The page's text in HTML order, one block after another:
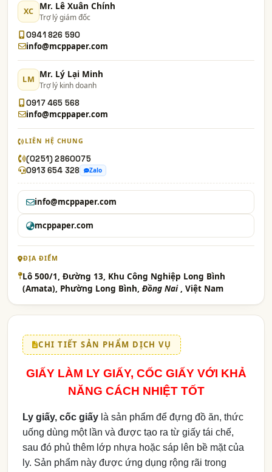
XC Mr. Lê Xuân Chính
Trợ lý giám đốc
0941 826 590
info@mcppaper.com
LM Mr. Lý Lại Minh
Trợ lý kinh doanh
0917 465 568
info@mcppaper.com
LIÊN HỆ CHUNG
(0251) 2860075
0913 654 328
Zalo
info@mcppaper.com
mcppaper.com
ĐỊA ĐIỂM
Lô 500/1, Đường 13, Khu Công Nghiệp Long Bình
(Amata), Phường Long Bình, Đồng Nai , Việt Nam
CHI TIẾT SẢN PHẨM DỊCH VỤ
GIẤY LÀM LY GIẤY, CỐC GIẤY VỚI KHẢ
NĂNG CÁCH NHIỆT TỐT
Ly giấy, cốc giấy là sản phẩm để đựng đồ ăn, thức
uống dùng một lần và được tạo ra từ giấy tái chế,
sau đó phủ thêm lớp nhựa hoặc sáp lên bề mặt của
ly. Sản phẩm này được ứng dụng rộng rãi trong